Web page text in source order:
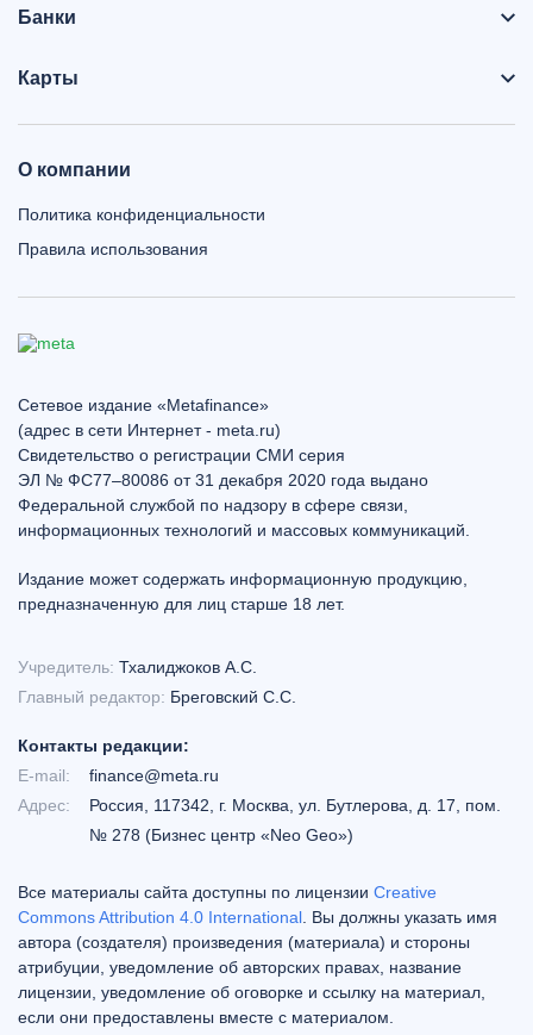
Банки
Карты
О компании
Политика конфиденциальности
Правила использования
Сетевое издание «Metafinance»
(адрес в сети Интернет - meta.ru)
Свидетельство о регистрации СМИ серия
ЭЛ № ФС77–80086 от 31 декабря 2020 года выдано
Федеральной службой по надзору в сфере связи,
информационных технологий и массовых коммуникаций.
Издание может содержать информационную продукцию,
предназначенную для лиц старше 18 лет.
Учредитель: Тхалиджоков А.С.
Главный редактор: Бреговский С.С.
Контакты редакции:
E-mail:
finance@meta.ru
Адрес:
Россия, 117342, г. Москва, ул. Бутлерова, д. 17, пом.
№ 278 (Бизнес центр «Neo Geo»)
Все материалы сайта доступны по лицензии Creative
Commons Attribution 4.0 International . Вы должны указать имя
автора (создателя) произведения (материала) и стороны
атрибуции, уведомление об авторских правах, название
лицензии, уведомление об оговорке и ссылку на материал,
если они предоставлены вместе с материалом.